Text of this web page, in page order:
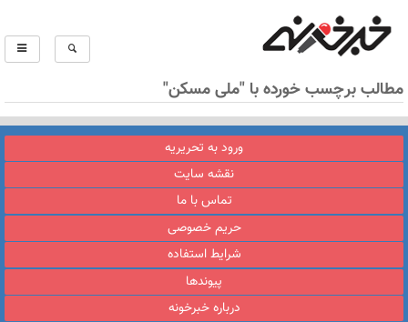
مطالب برچسب خورده با "ملی مسکن"
ورود به تحریریه
نقشه سایت
تماس با ما
حریم خصوصی
شرایط استفاده
پیوندها
درباره خبرخونه